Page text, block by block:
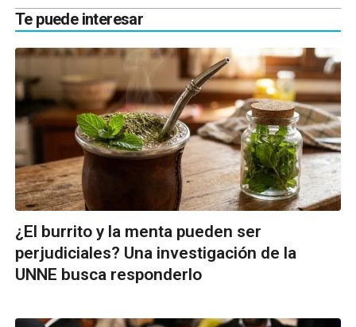
Te puede interesar
¿El burrito y la menta pueden ser
perjudiciales? Una investigación de la
UNNE busca responderlo